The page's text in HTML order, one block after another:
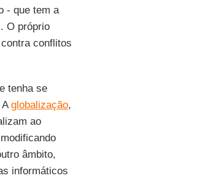
- que tem a
O próprio
conflitos
tenha se
Aglobalização,
ao
âmbito,
informáticos